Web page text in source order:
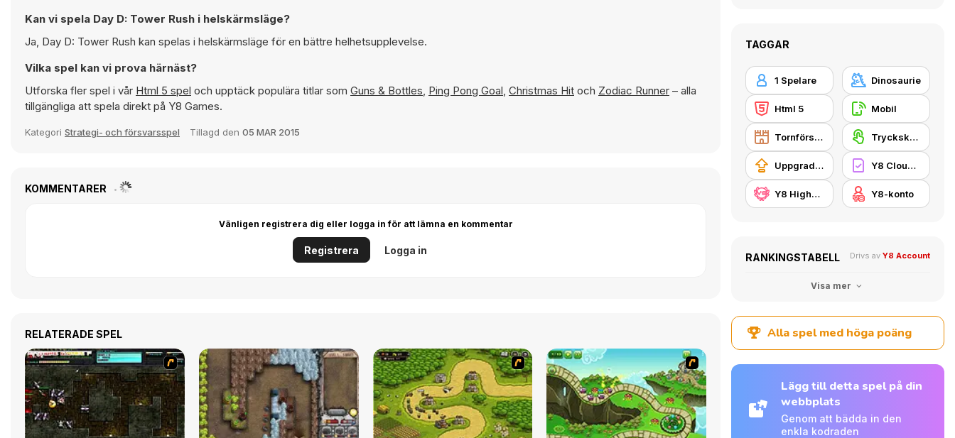
Kan vi spela Day D: Tower Rush i helskärmsläge?
Ja, Day D: Tower Rush kan spelas i helskärmsläge för en bättre helhetsupplevelse.
Vilka spel kan vi prova härnäst?
Utforska fler spel i vår Html 5 spel och upptäck populära titlar som Guns & Bottles, Ping Pong Goal, Christmas Hit och Zodiac Runner – alla
tillgängliga att spela direkt på Y8 Games.
Kategori Strategi- och försvarsspel Tillagd den 05 MAR 2015
KOMMENTARER
Vänligen registrera dig eller logga in för att lämna en kommentar
Registrera Logga in
RELATERADE SPEL
TAGGAR
1 Spelare Dinosaurie
Html 5 Mobil
Tornförsvar Tryckskärm
Uppgradera Y8 Cloud Save
Y8 Highscore Y8-konto
RANKINGSTABELL Drivs av Y8 Account
Visa mer
Alla spel med höga poäng
Lägg till detta spel på din
webbplats
Genom att bädda in den
enkla kodraden